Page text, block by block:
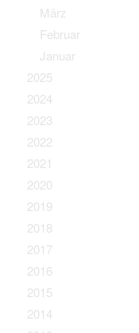
März
Februar
Januar
2025
2024
2023
2022
2021
2020
2019
2018
2017
2016
2015
2014